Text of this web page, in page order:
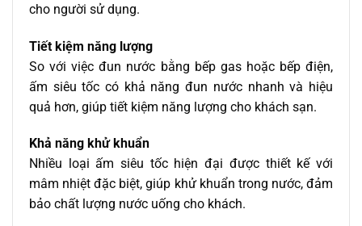
cho người sử dụng.
Tiết kiệm năng lượng
So với việc đun nước bằng bếp gas hoặc bếp điện,
ấm siêu tốc có khả năng đun nước nhanh và hiệu
quả hơn, giúp tiết kiệm năng lượng cho khách sạn.
Khả năng khử khuẩn
Nhiều loại ấm siêu tốc hiện đại được thiết kế với
mâm nhiệt đặc biệt, giúp khử khuẩn trong nước, đảm
bảo chất lượng nước uống cho khách.